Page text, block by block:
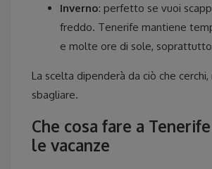
Inverno: perfetto se vuoi
freddo. Tenerife mantiene
e molte ore di sole,
La scelta dipenderà da ciò che
sbagliare.
Che cosa fare a
le vacanze